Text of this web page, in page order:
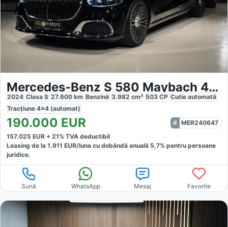
Mercedes-Benz S 580 Maybach 4Matic MHEV Long
2024 Clasa S 27.600 km Benzină 3.982 cm³ 503 CP Cutie automată
Tracțiune 4x4 (automat)
190.000 EUR
MER240647
157.025 EUR + 21% TVA deductibil
Leasing de la 1.911 EUR/luna cu dobăndă anuală 5,7% pentru persoane
juridice.
Sună WhatsApp Mesaj Favorite